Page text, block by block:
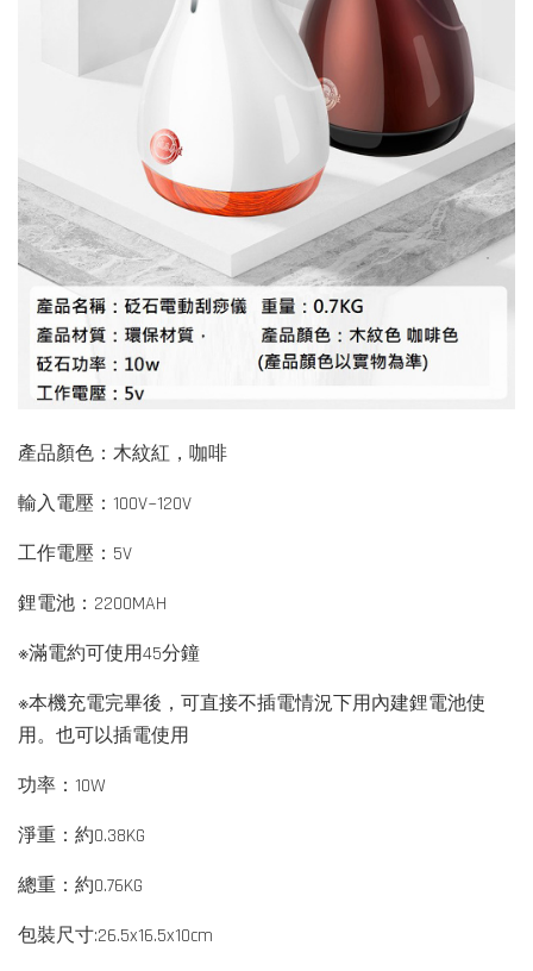
產品顏色：木紋紅，咖啡
輸入電壓：100V~120V
工作電壓：5V
鋰電池：2200MAH
※滿電約可使用45分鐘
※本機充電完畢後，可直接不插電情況下用內建鋰電池使
用。也可以插電使用
功率：10W
淨重：約0.38KG
總重：約0.76KG
包裝尺寸:26.5x16.5x10cm